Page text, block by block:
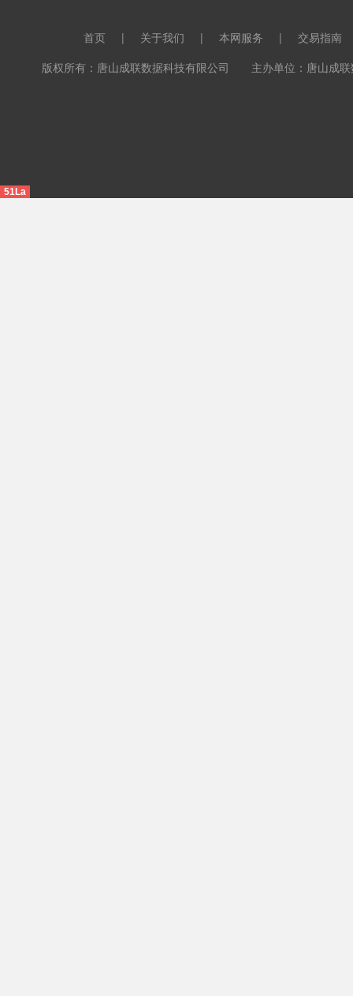
首页 | 关于我们 | 本网服务 |
交易指南
版权所有：唐山成联数据科技有限公司 主办单位：唐山成
51La